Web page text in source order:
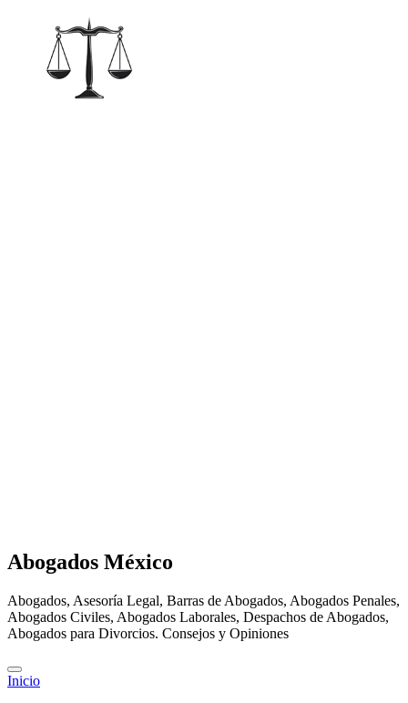
Abogados México
Abogados, Asesoría Legal, Barras de Abogados, Abogados Penales,
Abogados Civiles, Abogados Laborales, Despachos de Abogados,
Abogados para Divorcios. Consejos y Opiniones
Inicio